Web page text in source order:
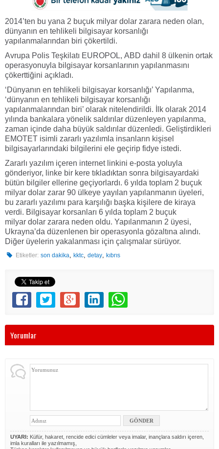
2014’ten bu yana 2 buçuk milyar dolar zarara neden olan,
dünyanın en tehlikeli bilgisayar korsanlığı
yapılanmalarından biri çökertildi.
Avrupa Polis Teşkilatı EUROPOL, ABD dahil 8 ülkenin ortak
operasyonuyla bilgisayar korsanlarının yapılanmasını
çökerttiğini açıkladı.
‘Dünyanın en tehlikeli bilgisayar korsanlığı’ Yapılanma,
‘dünyanın en tehlikeli bilgisayar korsanlığı
yapılanmalarından biri’ olarak nitelendirildi. İlk olarak 2014
yılında bankalara yönelik saldırılar düzenleyen yapılanma,
zaman içinde daha büyük saldırılar düzenledi. Geliştirdikleri
EMOTET isimli zararlı yazılımla insanların kişisel
bilgisayarlarındaki bilgilerini ele geçirip fidye istedi.
Zararlı yazılım içeren internet linkini e-posta yoluyla
gönderiyor, linke bir kere tıkladıktan sonra bilgisayardaki
bütün bilgiler ellerine geçiyorlardı. 6 yılda toplam 2 buçuk
milyar dolar zarar 90 ülkeye yayılan yapılanmanın üyeleri,
bu zararlı yazılımı para karşılığı başka kişilere de kiraya
verdi. Bilgisayar korsanları 6 yılda toplam 2 buçuk
milyar dolar zarara neden oldu. Yapılanmanın 2 üyesi,
Ukrayna’da düzenlenen bir operasyonla gözaltına alındı.
Diğer üyelerin yakalanması için çalışmalar sürüyor.
Etiketler: son dakika ,kktc ,detay ,kıbrıs
Yorumlar
UYARI: Küfür, hakaret, rencide edici cümleler veya imalar, inançlara saldırı içeren,
imla kuralları ile yazılmamış,